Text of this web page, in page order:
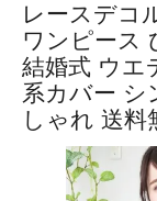
レースデコ
ワンピース
結婚式 ウエ
系カバー シ
しゃれ 送料